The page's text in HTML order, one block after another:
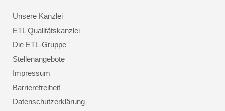
Unsere Kanzlei
ETL Qualitätskanzlei
Die ETL-Gruppe
Stellenangebote
Impressum
Barrierefreiheit
Datenschutzerklärung